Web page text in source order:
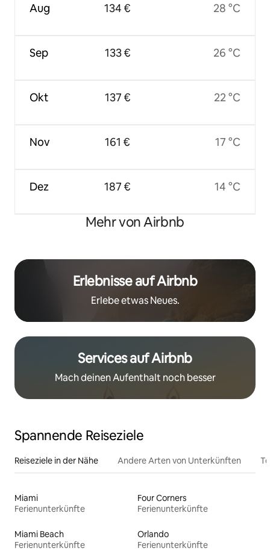
Aug
Sep
Okt
Nov
Dez
134 €
133 €
137 €
161 €
187 €
28 °C
26 °C
22 °C
17 °C
14 °C
Mehr von Airbnb
Erlebnisse auf Airbnb
Erlebe etwas Neues.
Services auf Airbnb
Mach deinen Aufenthalt noch besser
Spannende Reiseziele
Reiseziele in der Nähe Andere Arten von Unterkünften
Miami
Ferienunterkünfte
Four Corners
Ferienunterkünfte
Miami Beach
Ferienunterkünfte
Orlando
Ferienunterkünfte